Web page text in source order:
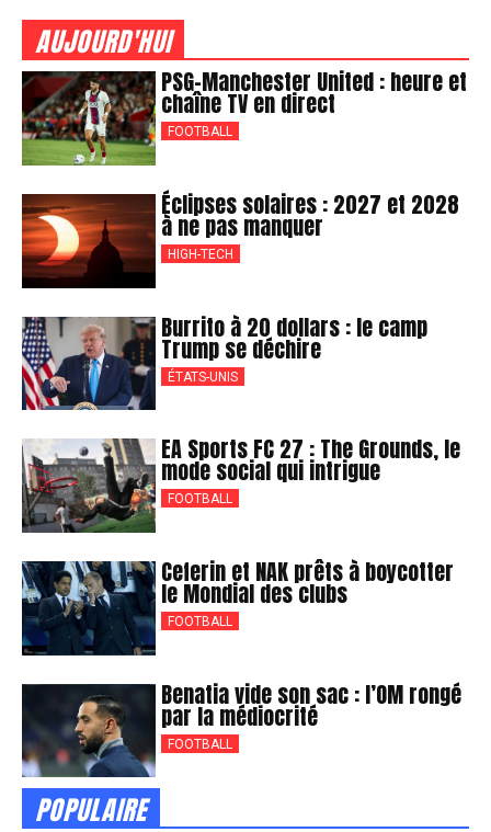
AUJOURD'HUI
PSG-Manchester United : heure et
chaîne TV en direct
FOOTBALL
Éclipses solaires : 2027 et 2028
à ne pas manquer
HIGH-TECH
Burrito à 20 dollars : le camp
Trump se déchire
ÉTATS-UNIS
EA Sports FC 27 : The Grounds, le
mode social qui intrigue
FOOTBALL
Ceferin et NAK prêts à boycotter
le Mondial des clubs
FOOTBALL
Benatia vide son sac : l’OM rongé
par la médiocrité
FOOTBALL
POPULAIRE